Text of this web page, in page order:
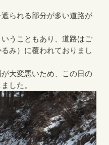
られる部分が多い道路が
うこともあり、道路はご
み）に覆われておりまし
大変悪いため、この日の
した。